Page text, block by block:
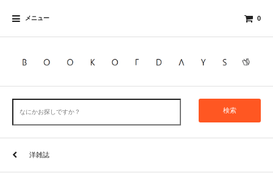
メニュー 0
検索
洋雑誌